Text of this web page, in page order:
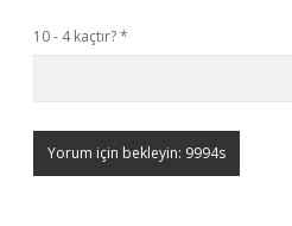
10 - 4 kaçtır?*